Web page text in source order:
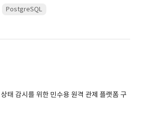
PostgreSQL
태 감시를 위한 민수용 원격 관제 플랫폼 구